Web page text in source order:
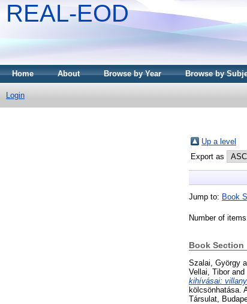
REAL-EOD
Home About Browse by Year Browse by
Login
Up a level
Export as
Jump to: Book
Number of
Book Section
Szalai, György
Vellai, Tiborand
kihívásai:
kölcsönhatása.
Társulat,